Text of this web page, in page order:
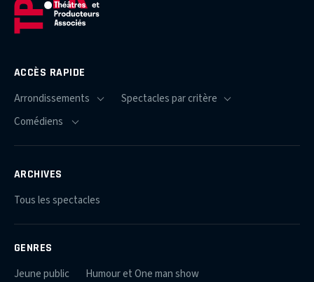
ACCÈS RAPIDE
ARCHIVES
Tous les spectacles
GENRES
Jeune public
Humour et One man show